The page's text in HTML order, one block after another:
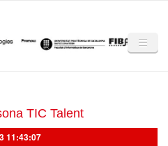
TIC Talent
11:43:07